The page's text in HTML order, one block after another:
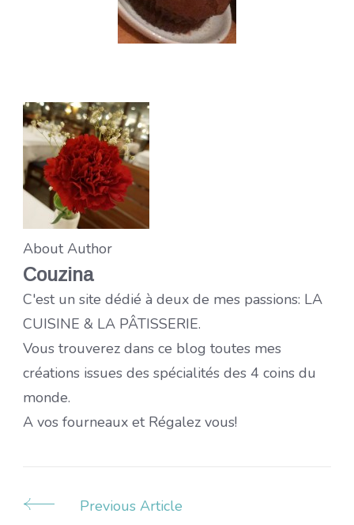
About Author
Couzina
C'est un site dédié à deux de mes passions: LA
CUISINE & LA PÂTISSERIE.
Vous trouverez dans ce blog toutes mes
créations issues des spécialités des 4 coins du
monde.
A vos fourneaux et Régalez vous!
Post
Previous Article